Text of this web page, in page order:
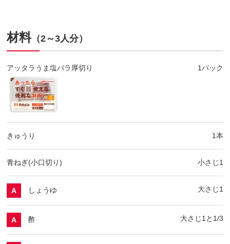
材料（2～3人分）
アッタラうま塩バラ厚切り 1パック
きゅうり 1本
青ねぎ(小口切り) 小さじ1
A しょうゆ 大さじ1
A 酢 大さじ1と1/3